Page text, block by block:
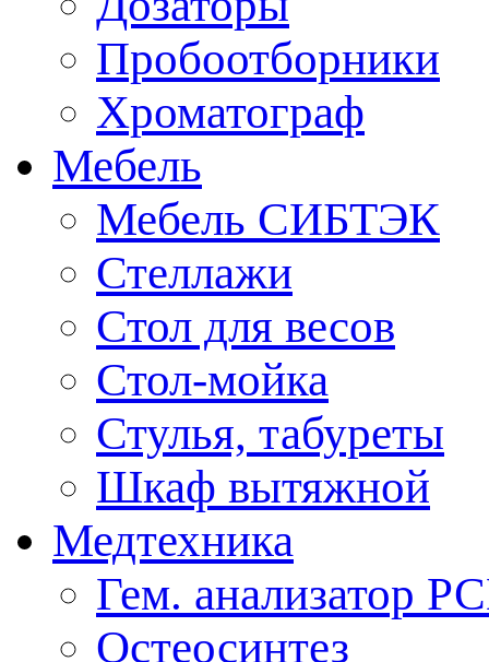
Пробоотборники
Хроматограф
Мебель
Мебель СИБТЭК
Стеллажи
Стол для весов
Стол-мойка
Стулья, табуреты
Шкаф вытяжной
Медтехника
Гем. анализатор
Остеосинтез